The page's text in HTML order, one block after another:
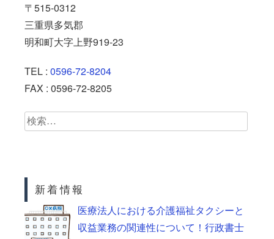
〒515-0312
三重県多気郡
明和町大字上野919-23
TEL : 0596-72-8204
FAX : 0596-72-8205
検
新着情報
医療法人における介護福祉タクシーと
収益業務の関連性について！行政書士